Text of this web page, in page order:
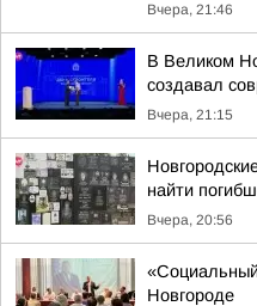
Вчера, 21:46
В Великом
создавал
Вчера, 21:15
найти
Вчера, 20:56
Новгороде